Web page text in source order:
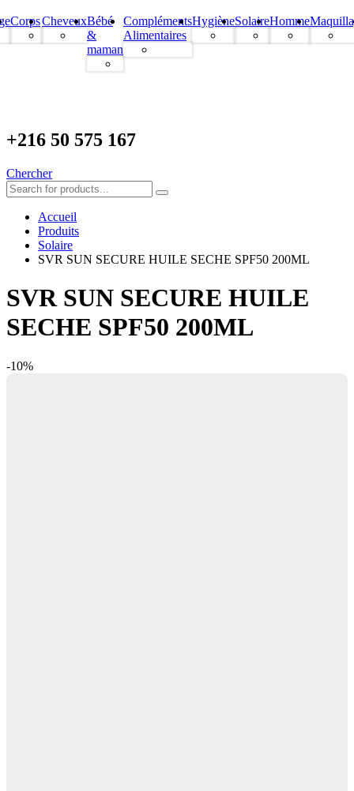
CorpsCheveuxBébé
&
maman
Compléments
Alimentaires
HygièneSolaireHomme
+216 50 575 167
Chercher
Accueil
Produits
Solaire
SVR SUN SECURE HUILE SECHE SPF50 200ML
SVR SUN SECURE HUILE
SECHE SPF50 200ML
-10%